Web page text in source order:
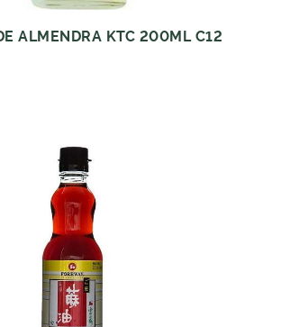
ALMENDRA KTC 200ML C12